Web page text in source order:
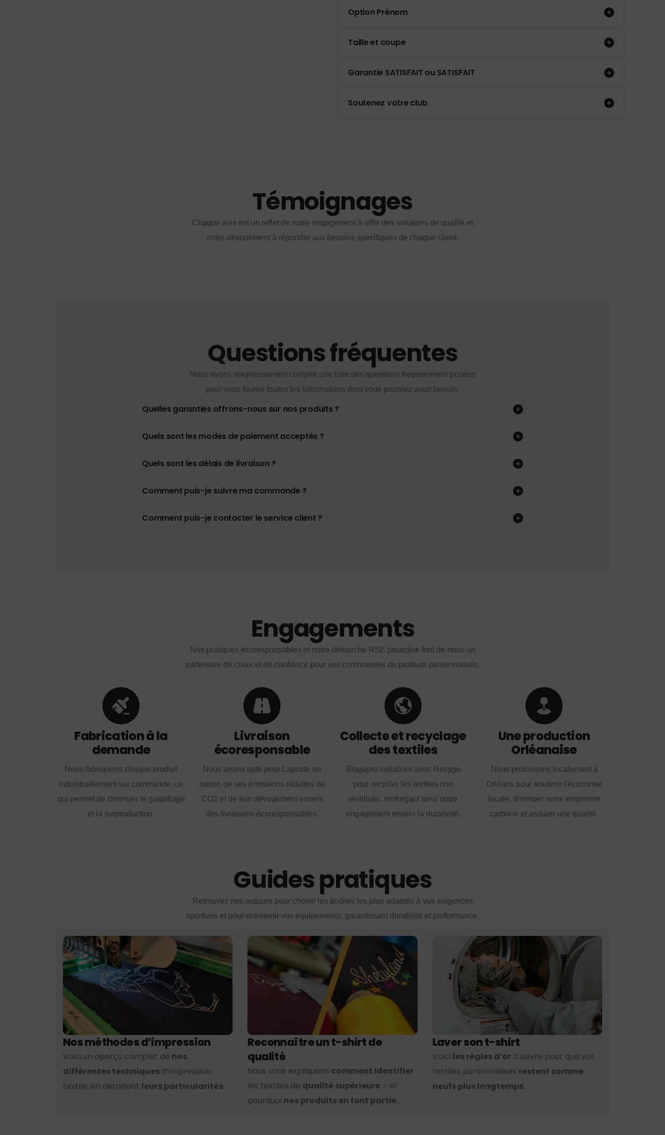
Option Prénom
Taille et coupe
Garantie SATISFAIT ou SATISFAIT
Soutenez votre club
Témoignages
Chaque avis est un reflet de notre engagement à offrir des solutions de qualité et
notre dévouement à répondre aux besoins spécifiques de chaque client.
Questions fréquentes
Nous avons soigneusement compilé une liste des questions fréquemment posées
pour vous fournir toutes les informations dont vous pourriez avoir besoin.
Quelles garanties offrons-nous sur nos produits ?
Quels sont les modes de paiement acceptés ?
Quels sont les délais de livraison ?
Comment puis-je suivre ma commande ?
Comment puis-je contacter le service client ?
Engagements
Nos pratiques écoresponsables et notre démarche RSE proactive font de nous un
partenaire de choix et de confiance pour vos commandes de produits personnalisés.
Fabrication à la
demande
Nous fabriquons chaque produit
individuellement sur commande, ce
qui permet de diminuer le gaspillage
et la surproduction.
Livraison
écoresponsable
Nous avons opté pour Laposte en
raison de ses émissions réduites de
CO2 et de son dévouement envers
des livraisons écoresponsables.
Collecte et recyclage
des textiles
Blagapro collabore avec Recygo
pour recycler les textiles non
réutilisés, renforçant ainsi notre
engagement envers la durabilité.
Une production
Orléanaise
Nous produisons localement à
Orléans pour soutenir l'économie
locale, diminuer notre empreinte
carbone et assurer une qualité.
Guides pratiques
Retrouvez nos astuces pour choisir les textiles les plus adaptés à vos exigences
sportives et pour entretenir vos équipements, garantissant durabilité et performance.
Nos méthodes d’impression
Voici un aperçu complet de nos
différentes techniques d’impression
textile, en détaillant leurs particularités.
Reconnaître un t-shirt de
qualité
Nous vous expliquons comment identifier
les textiles de qualité supérieure – et
pourquoi nos produits en font partie.
Laver son t-shirt
Voici les règles d’or à suivre pour que vos
textiles personnalisés restent comme
neufs plus longtemps.